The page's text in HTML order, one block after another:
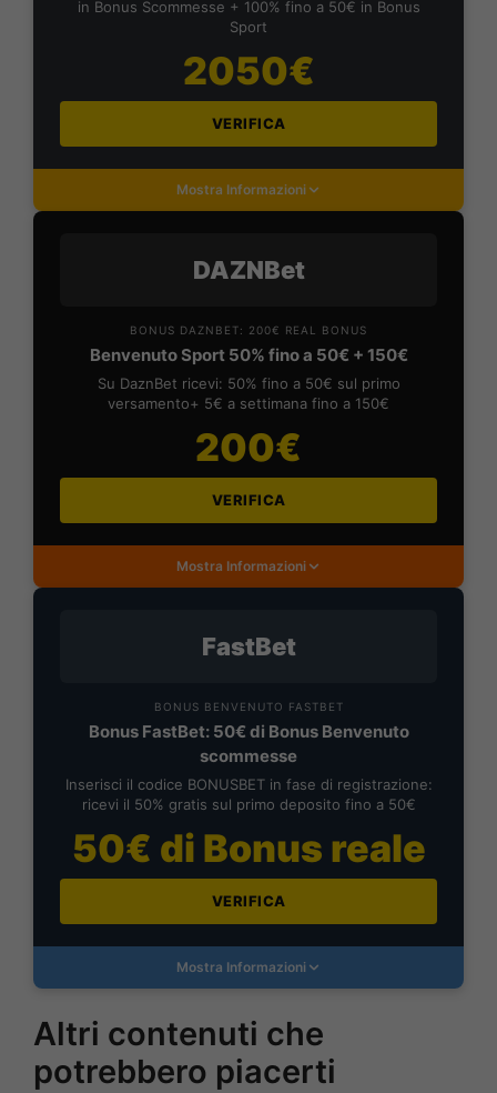
in Bonus Scommesse + 100% fino a 50€ in Bonus
Sport
2050€
VERIFICA
Mostra Informazioni
DAZNBet
BONUS DAZNBET: 200€ REAL BONUS
Benvenuto Sport 50% fino a 50€ + 150€
Su DaznBet ricevi: 50% fino a 50€ sul primo
versamento+ 5€ a settimana fino a 150€
200€
VERIFICA
Mostra Informazioni
FastBet
BONUS BENVENUTO FASTBET
Bonus FastBet: 50€ di Bonus Benvenuto
scommesse
Inserisci il codice BONUSBET in fase di registrazione:
ricevi il 50% gratis sul primo deposito fino a 50€
50€ di Bonus reale
VERIFICA
Mostra Informazioni
Altri contenuti che
potrebbero piacerti